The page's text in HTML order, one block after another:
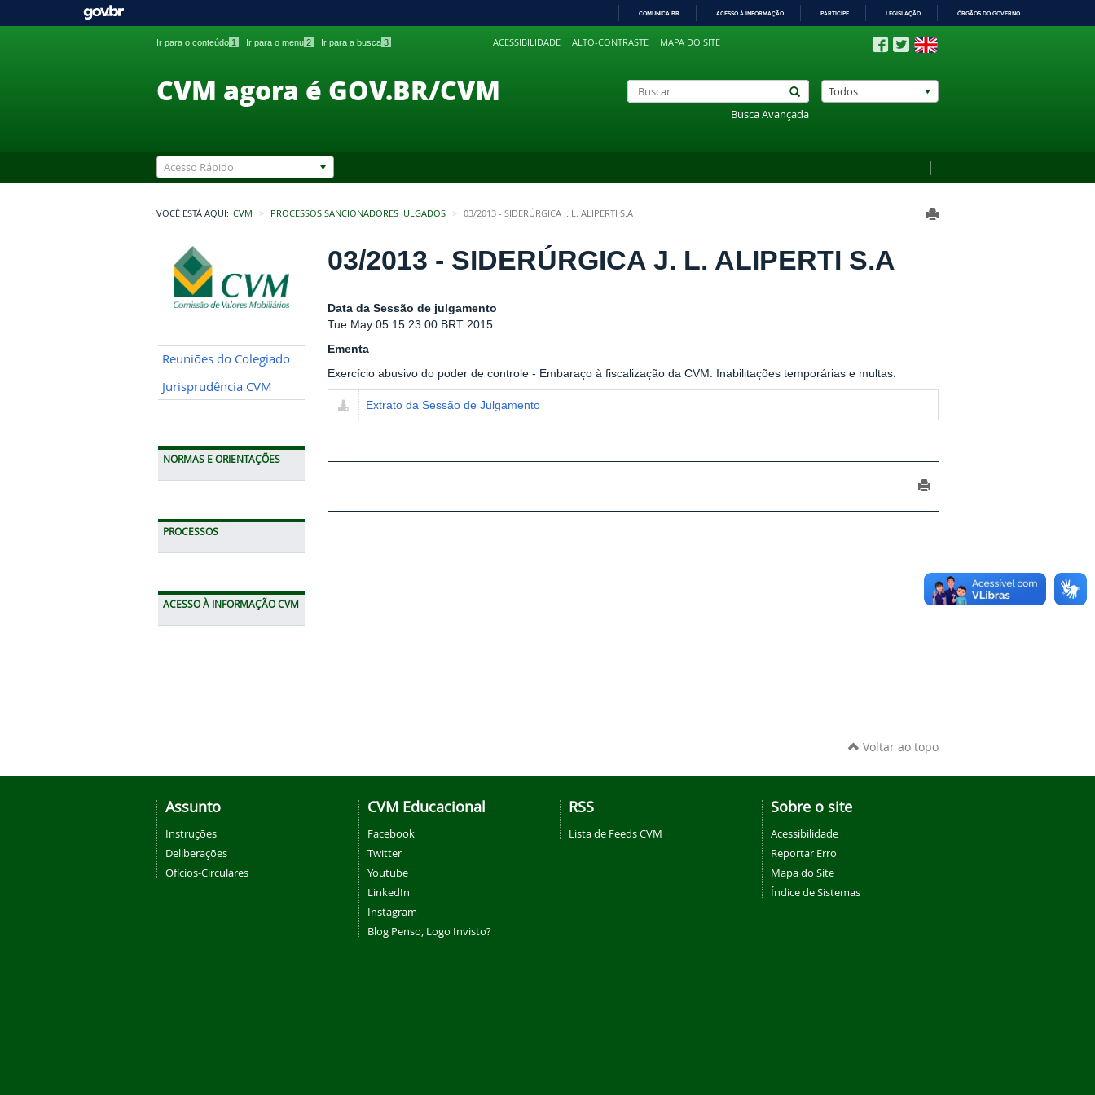
PARA
COMUNICA BR ACESSO À INFORMAÇÃO PARTICIPE LEGISLAÇÃO ÓRGÃOS DO GOVERNO
Ir para o conteúdo 1 Ir para o menu 2 Ir para a busca 3 ACESSIBILIDADE ALTO-CONTRASTE MAPA DO SITE
CVM agora é GOV.BR/CVM
Busca Avançada
Todos
Acesso Rápido
VOCÊ ESTÁ AQUI: CVM PROCESSOS SANCIONADORES JULGADOS 03/2013 - SIDERÚRGICA J. L. ALIPERTI S.A
Reuniões do Colegiado
Jurisprudência CVM
NORMAS E ORIENTAÇÕES
PROCESSOS
ACESSO À INFORMAÇÃO CVM
03/2013 - SIDERÚRGICA J. L. ALIPERTI S.A
Data da Sessão de julgamento
Tue May 05 15:23:00 BRT 2015
Ementa
Exercício abusivo do poder de controle - Embaraço à fiscalização da CVM. Inabilitações temporárias e multas.
Extrato da Sessão de Julgamento
Voltar ao topo
Assunto
Instruções
Deliberações
Ofícios-Circulares
CVM Educacional
Facebook
Twitter
Youtube
LinkedIn
Instagram
Blog Penso, Logo Invisto?
RSS
Lista de Feeds CVM
Sobre o site
Acessibilidade
Reportar Erro
Mapa do Site
Índice de Sistemas